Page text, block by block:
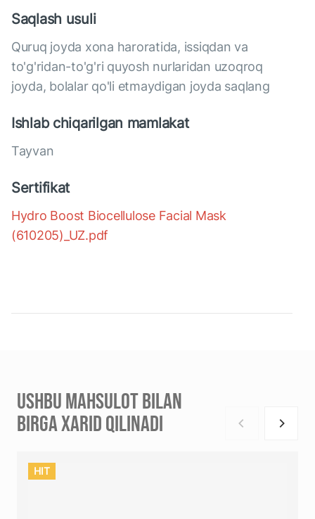
Saqlash usuli
Quruq joyda xona haroratida, issiqdan va
to'g'ridan-to'g'ri quyosh nurlaridan uzoqroq
joyda, bolalar qo'li etmaydigan joyda saqlang
Ishlab chiqarilgan mamlakat
Tayvan
Sertifikat
Hydro Boost Biocellulose Facial Mask
(610205)_UZ.pdf
USHBU MAHSULOT BILAN
BIRGA XARID QILINADI
HIT